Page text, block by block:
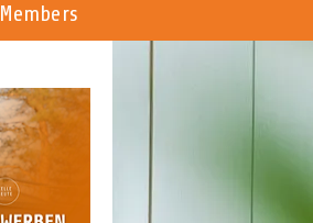
Members